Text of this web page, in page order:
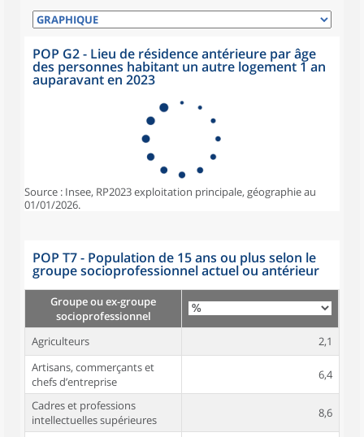
POP G2 - Lieu de résidence antérieure par âge
des personnes habitant un autre logement 1 an
auparavant en 2023
Source : Insee, RP2023 exploitation principale, géographie au
01/01/2026.
POP T7 - Population de 15 ans ou plus selon le
groupe socioprofessionnel actuel ou antérieur
Groupe ou ex-groupe
socioprofessionnel
Agriculteurs
2,1
Artisans, commerçants et
chefs d’entreprise
6,4
Cadres et professions
intellectuelles supérieures
8,6